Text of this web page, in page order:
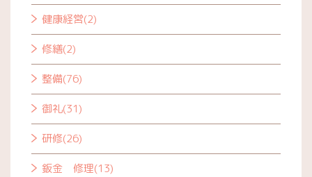
健康経営(2)
修繕(2)
整備(76)
御礼(31)
研修(26)
鈑金 修理(13)